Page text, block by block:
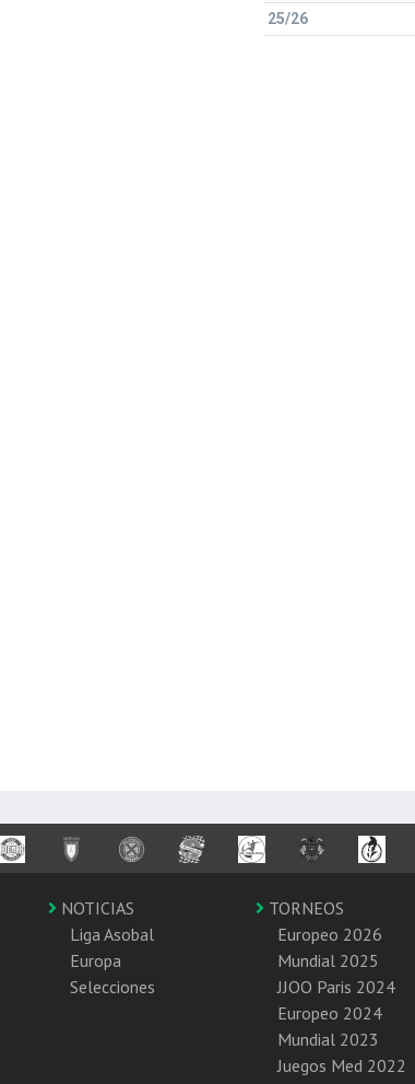
25/26
NOTICIAS
Liga Asobal
Europa
Selecciones
TORNEOS
Europeo 2026
Mundial 2025
JJOO Paris 2024
Europeo 2024
Mundial 2023
Juegos Med 2022